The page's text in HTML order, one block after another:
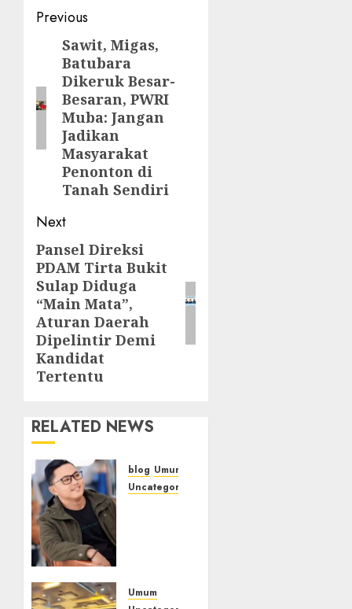
Post
navigation
Previous
Previous
post:
Sawit, Migas,
Batubara
Dikeruk Besar-
Besaran, PWRI
Muba: Jangan
Jadikan
Masyarakat
Penonton di
Tanah Sendiri
Next
Next
post:
‎Pansel Direksi
PDAM Tirta Bukit
Sulap Diduga
“Main Mata”,
Aturan Daerah
Dipelintir Demi
Kandidat
Tertentu
RELATED NEWS
blog Umum
Uncategorized
Retak
Umum